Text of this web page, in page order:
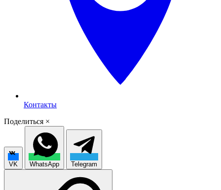
Контакты
Поделиться ×
VK WhatsApp Telegram